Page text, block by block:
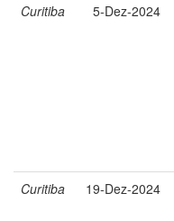
Curitiba 5-Dez-2024
Curitiba 19-Dez-2024